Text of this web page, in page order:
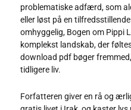
problematiske adfærd, som
eller løst på en
omhyggelig, Bogen om Pippi
komplekst landskab, der
download pdf bøger
tidligere liv.
Forfatteren giver en rå og